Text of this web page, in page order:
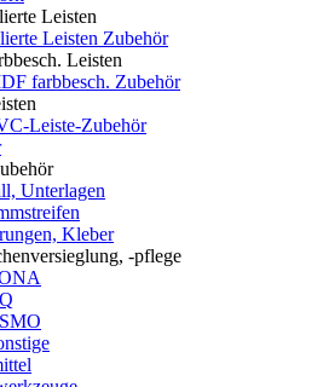
Leisten
Leisten Zubehör
Leisten
farbbesch. Zubehör
Leiste-Zubehör
Unterlagen
Kleber
-pflege